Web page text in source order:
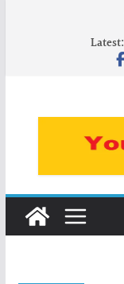
Latest: